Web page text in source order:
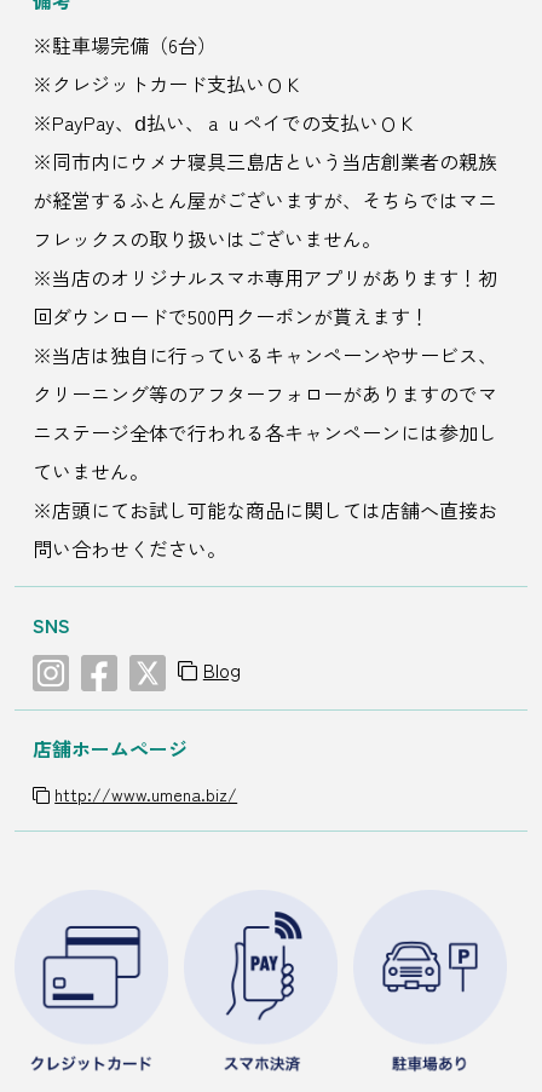
※駐車場完備（6台）
※クレジットカード支払いＯＫ
※PayPay、ⅾ払い、ａｕペイでの支払いＯＫ
※同市内にウメナ寝具三島店という当店創業者の親族
が経営するふとん屋がございますが、そちらではマニ
フレックスの取り扱いはございません。
※当店のオリジナルスマホ専用アプリがあります！初
回ダウンロードで500円クーポンが貰えます！
※当店は独自に行っているキャンペーンやサービス、
クリーニング等のアフターフォローがありますのでマ
ニステージ全体で行われる各キャンペーンには参加し
ていません。
※店頭にてお試し可能な商品に関しては店舗へ直接お
問い合わせください。
SNS
Blog
店舗ホームページ
http://www.umena.biz/